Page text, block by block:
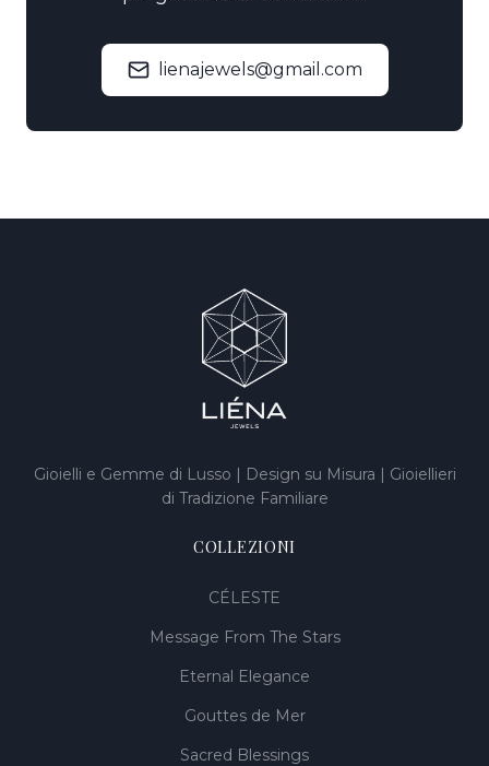
lienajewels@gmail.com
Gioielli e Gemme di Lusso | Design su Misura | Gioiellieri
di Tradizione Familiare
COLLEZIONI
CÉLESTE
Message From The Stars
Eternal Elegance
Gouttes de Mer
Sacred Blessings